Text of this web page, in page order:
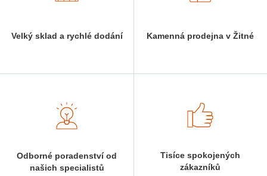
Velký sklad a rychlé dodání Kamenná prodejna v Žitné
Odborné poradenství od
našich specialistů
Tisíce spokojených
zákazníků